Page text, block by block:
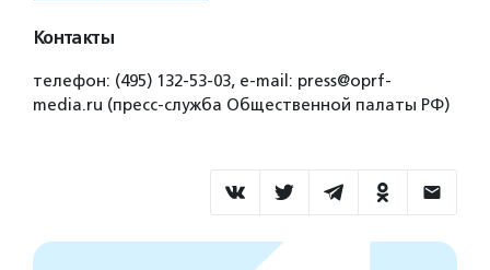
Контакты
телефон: (495) 132-53-03, e-mail: press@oprf-
media.ru (пресс-служба Общественной палаты РФ)